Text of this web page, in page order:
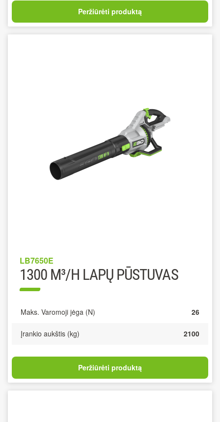
Peržiūrėti produktą
LB7650E
1300 M³/H LAPŲ PŪSTUVAS
Maks. Varomoji jėga (N) 26
Įrankio aukštis (kg) 2100
Peržiūrėti produktą